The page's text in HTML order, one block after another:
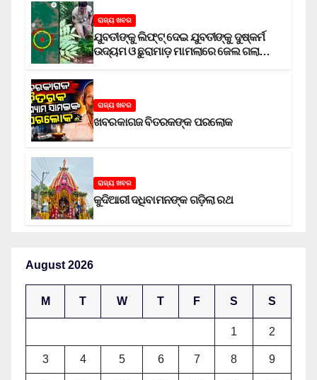
ରାଜ୍ୟ ଖବର
ଯୁବତୀଙ୍କୁ ଲିଫ୍‌ଟ୍‌ ଦେଇ ଯୁବତୀଙ୍କୁ ଦୁଷ୍କର୍ମ
ଉଦ୍ୟମ ଓ ଛୁରାମାଡ଼ ମାମଲାରେ ଜେଲ ଗଲା
ରାଜ୍ୟ ଖବର
ଖବରକାଗଜ ବିତରକଙ୍କ ପରଲୋକ
ରାଜ୍ୟ ଖବର
କୁଦିଆରୀ ଦଧିବାମନଙ୍କ ଗଡ଼ିଲା ରଥ
August 2026
M T W T F S S
1 2
3 4 5 6 7 8 9